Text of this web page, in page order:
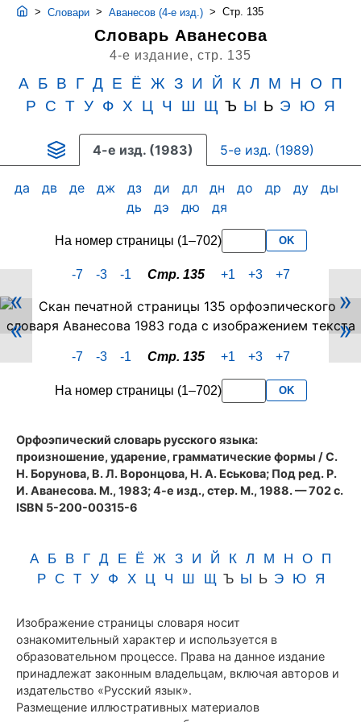
> Словари > Аванесов (4-е изд.) > Стр. 135
Словарь Аванесова
4-е издание, стр. 135
А Б В Г Д Е Ё Ж З И Й К Л М Н О
П
Р
С Т У Ф Х Ц Ч Ш Щ Ъ Ы Ь Э Ю Я
4-е изд. (1983) 5-е изд. (1989)
да дв де дж дз ди дл дн до др ду
ды
дь
дэ дю дя
На номер страницы (1–702) OK
-7 -3 -1 Стр. 135 +1 +3 +7
Скан
PDF-
страницы
135
Аванесова
«
»
«
»
-7 -3 -1 Стр. 135 +1 +3 +7
На номер страницы (1–702) OK
Орфоэпический словарь русского языка:
произношение, ударение, грамматические формы / С.
Н. Борунова, В. Л. Воронцова, Н. А. Еськова; Под ред. Р.
И. Аванесова. М., 1983; 4-е изд., стер. М., 1988. — 702 с.
ISBN 5-200-00315-6
А Б В Г Д Е Ё Ж З И Й К Л М Н О П
Р С Т У Ф Х Ц Ч Ш Щ Ъ Ы Ь Э Ю Я
Изображение страницы словаря носит
ознакомительный характер и используется в
образовательном процессе. Права на данное издание
принадлежат законным владельцам, включая авторов и
издательство «Русский язык».
Размещение иллюстративных материалов